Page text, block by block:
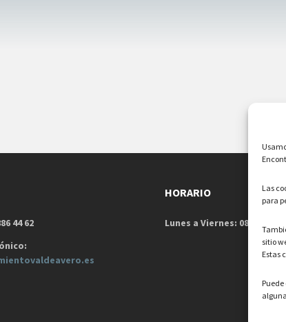
Las
para
sitio
Estas
44 62
es
HORARIO
Lunes a Viernes: 08:00h –